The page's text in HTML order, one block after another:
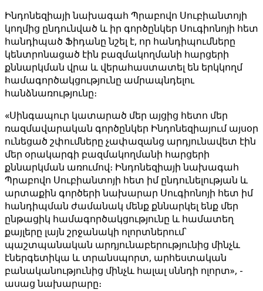
Ինդոնեզիայի նախագահ Պրաբովո Սուբիանտոյի
կողմից ընդունված և իր գործընկեր Սուգիոնոյի հետ
հանդիպած Ֆիդանը նշել է, որ հանդիպումները
կենտրոնացած էին բազմակողմանի հարցերի
քննարկման վրա և վերահաստատել են երկկողմ
համագործակցությունը ամրապնդելու
հանձնառությունը։
«Սինգապուր կատարած մեր այցից հետո մեր
ռազմավարական գործընկեր Ինդոնեզիայում այսօր
ունեցած շփումները չափազանց արդյունավետ էին
մեր օրակարգի բազմակողմանի հարցերի
քննարկման առումով։ Ինդոնեզիայի նախագահ
Պրաբովո Սուբիանտոյի հետ իմ ընդունելության և
արտաքին գործերի նախարար Սուգիոնոյի հետ իմ
հանդիպման ժամանակ մենք քննարկել ենք մեր
ընթացիկ համագործակցությունը և համատեղ
քայլերը լայն շրջանակի ոլորտներում՝
պաշտպանական արդյունաբերությունից մինչև
էներգետիկա և տրանսպորտ, արհեստական ​​
բանականությունից մինչև հալալ սննդի ոլորտ», -
ասաց նախարարը։